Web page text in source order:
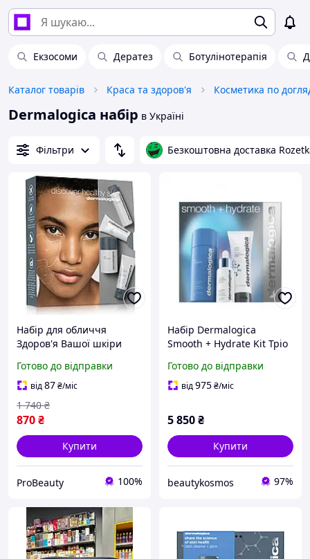
Екзосоми Дератез Ботулінотерапія
Каталог товарів Краса та здоров'я Косметика по
Dermalogica набір в Україні
Фільтри Безкоштовна доставка
Набір для обличчя
Здоров'я Вашої шкіри
Healthy Skin Kit
Готово до відправки
від87₴/міс
870₴
1 740 ₴
Купити
ProBeauty 100%
Набір Dermalogica
Smooth + Hydrate Kit Тріо
відновлення і
зволоження шкіри
Готово до відправки
від975₴/міс
5 850₴
Купити
beautykosmos 97%